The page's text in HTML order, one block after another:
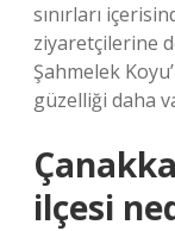
sınırları
ziyaretçilerine
Şahmelek
güzelliği daha
ilçesi